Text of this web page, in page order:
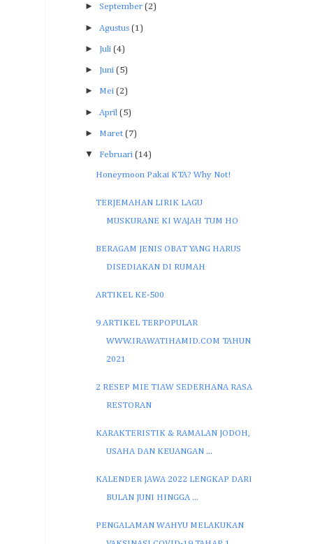
► September (2)
► Agustus (1)
► Juli (4)
► Juni (5)
► Mei (2)
► April (5)
► Maret (7)
▼ Februari (14)
Honeymoon Pakai KTA? Why Not!
TERJEMAHAN LIRIK LAGU
MUSKURANE KI WAJAH TUM HO
BERAGAM JENIS OBAT YANG HARUS
DISEDIAKAN DI RUMAH
ARTIKEL KE-500
9 ARTIKEL TERPOPULAR
WWW.IRAWATIHAMID.COM TAHUN
2021
2 RESEP MIE TIAW SEDERHANA RASA
RESTORAN
KARAKTERISTIK & RAMALAN JODOH,
USAHA DAN KEUANGAN ...
KALENDER JAWA 2022 LENGKAP DARI
BULAN JUNI HINGGA ...
PENGALAMAN WAHYU MELAKUKAN